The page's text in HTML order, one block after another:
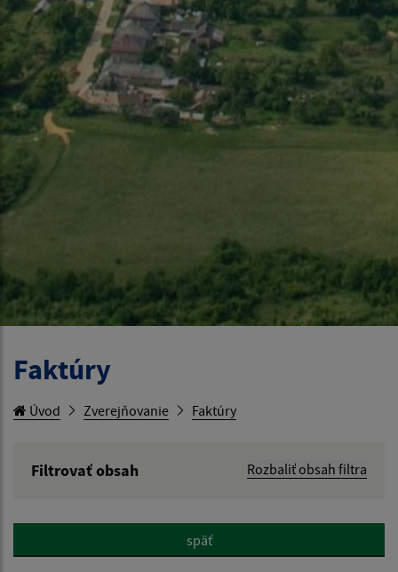
Faktúry
Úvod Zverejňovanie Faktúry
Filtrovať obsah
Rozbaliť obsah filtra
Hľadať v:
späť